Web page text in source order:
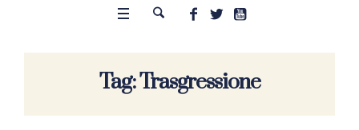
Tag:Trasgressione